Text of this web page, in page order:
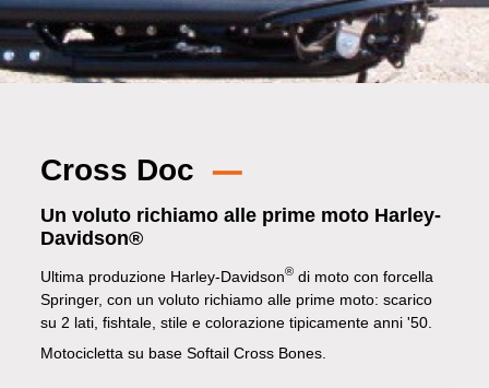
Cross Doc
Un voluto richiamo alle prime moto Harley-
Davidson®
Ultima produzione Harley-Davidson® di moto con forcella
Springer, con un voluto richiamo alle prime moto: scarico
su 2 lati, fishtale, stile e colorazione tipicamente anni '50.
Motocicletta su base Softail Cross Bones.